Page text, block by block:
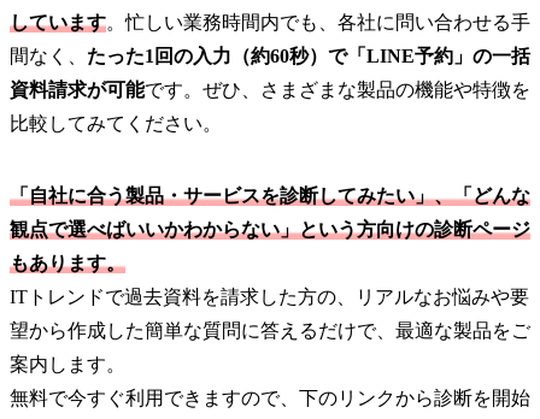
しています。忙しい業務時間内でも、各社に問い合わせる手
間なく、 たった1回の入力（約60秒）で「LINE予約」の一括
資料請求が可能です。ぜひ、さまざまな製品の機能や特徴を
比較してみてください。
「自社に合う製品・サービスを診断してみたい」、「どんな
観点で選べばいいかわからない」という方向けの診断ページ
もあります。
ITトレンドで過去資料を請求した方の、リアルなお悩みや要
望から作成した簡単な質問に答えるだけで、最適な製品をご
案内します。
無料で今すぐ利用できますので、下のリンクから診断を開始